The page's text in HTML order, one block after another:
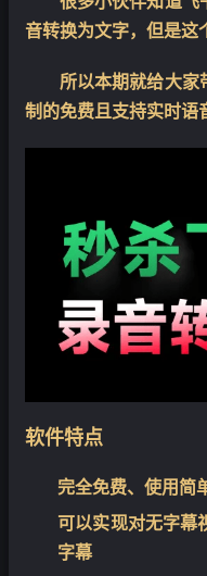
音转换为文字，但是这
所以本期就给大家
制的免费且支持实时语
软件特点
完全免费、使用简
可以实现对无字幕
字幕